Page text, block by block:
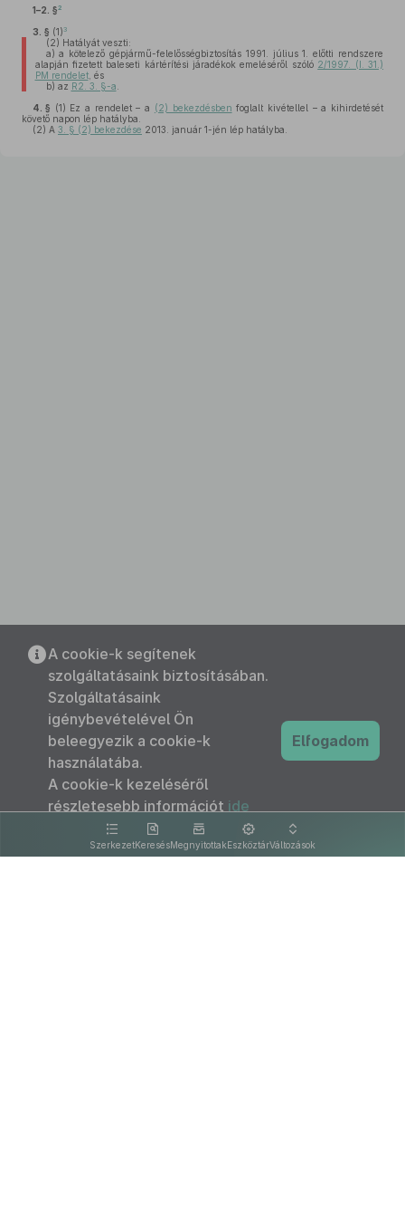
1–2. §2
3. § (1) 3
(2) Hatályát veszti:
a) a kötelező gépjármű-felelősségbiztosítás 1991. július 1. előtti rendszere
alapján fizetett baleseti kártérítési járadékok emeléséről szóló 2/1997. (I. 31.)
PM rendelet, és
b) az R2. 3. §-a
4. § (1) Ez a rendelet – a (2) bekezdésben foglalt kivétellel – a kihirdetését
követő napon lép hatályba.
(2) A 3. § (2) bekezdése 2013. január 1-jén lép hatályba.
SzerkezetKeresésMegnyitottakEszköztárVáltozások
A cookie-k segítenek
szolgáltatásaink biztosításában.
Szolgáltatásaink
igénybevételével Ön
beleegyezik a cookie-k
használatába.
A cookie-k kezeléséről
részletesebb információt ide
kattintva olvashat.
Elfogadom